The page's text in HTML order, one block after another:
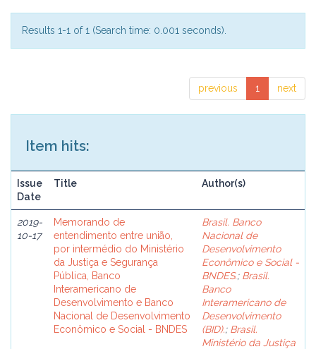
Results 1-1 of 1 (Search time: 0.001 seconds).
previous 1 next
Item hits:
Issue
Date
Title Author(s)
2019-
10-17
Memorando de
entendimento entre união,
por intermédio do Ministério
da Justiça e Segurança
Pública, Banco
Interamericano de
Desenvolvimento e Banco
Nacional de Desenvolvimento
Econômico e Social - BNDES
Brasil. Banco
Nacional de
Desenvolvimento
Econômico e Social -
BNDES.; Brasil.
Banco
Interamericano de
Desenvolvimento
(BID).; Brasil.
Ministério da Justiça